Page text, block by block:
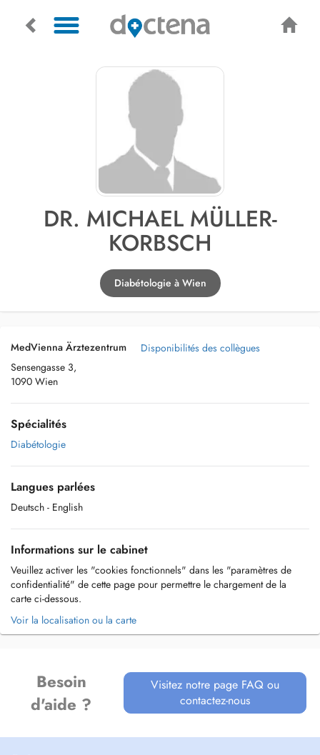
DR. MICHAEL MÜLLER-
KORBSCH
Diabétologie à Wien
MedVienna Ärztezentrum
Sensengasse 3,
1090 Wien
Disponibilités des collègues
Spécialités
Diabétologie
Langues parlées
Deutsch - English
Informations sur le cabinet
Veuillez activer les "cookies fonctionnels" dans les "paramètres de
confidentialité" de cette page pour permettre le chargement de la
carte ci-dessous.
Voir la localisation ou la carte
Besoin
d'aide ?
Visitez notre page FAQ ou
contactez-nous